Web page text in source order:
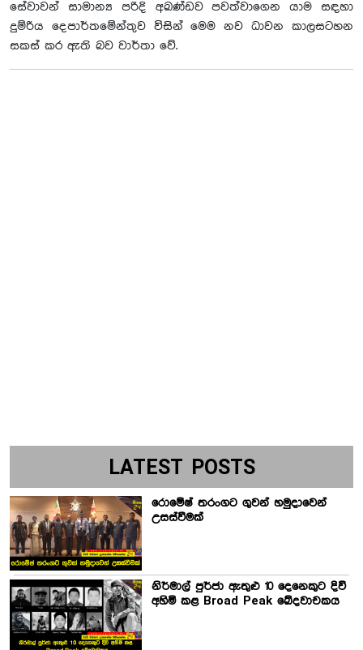
LATEST POSTS
රොමේෂ් තරංගට ගුවන් හමුදාවෙන්
උසස්වීමක්
නිර්මාල් පුර්ජා ඇතුළු 10 දෙනෙකුට දිවි
අහිමි කළ Broad Peak ඛේදවාචකය
සේවාවන් සාමාන්‍ය පරිදි අඛණ්ඩව පවත්වාගෙන යාම සඳහා
දුම්රිය දෙපාර්තමේන්තුව විසින් මෙම නව ධාවන කාලසටහන
සකස් කර ඇති බව වාර්තා වේ.